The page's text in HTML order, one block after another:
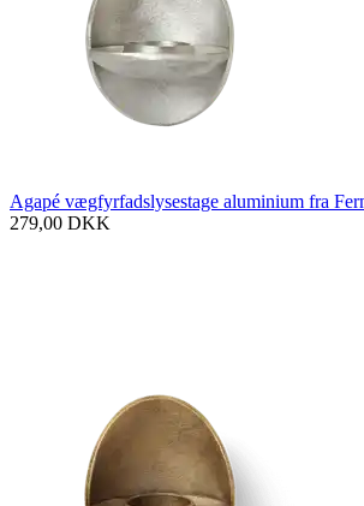
Agapé vægfyrfadslysestage aluminium fra
279,00 DKK